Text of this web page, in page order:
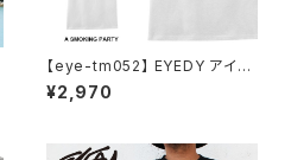
【eye-tm052】 EYEDY アイデ
ィー 大きいサイズ メンズ Tシャ
ツ 半袖 XL XXL XXXL 半袖T
¥2,970